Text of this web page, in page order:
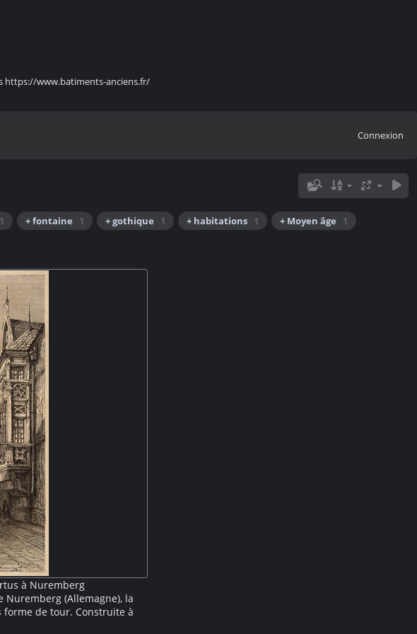
https://www.batiments-anciens.fr/
Connexion
1 + fontaine 1 + gothique 1 + habitations 1 + Moyen âge
1
à Nuremberg
(Allemagne), la
de tour. Construite à